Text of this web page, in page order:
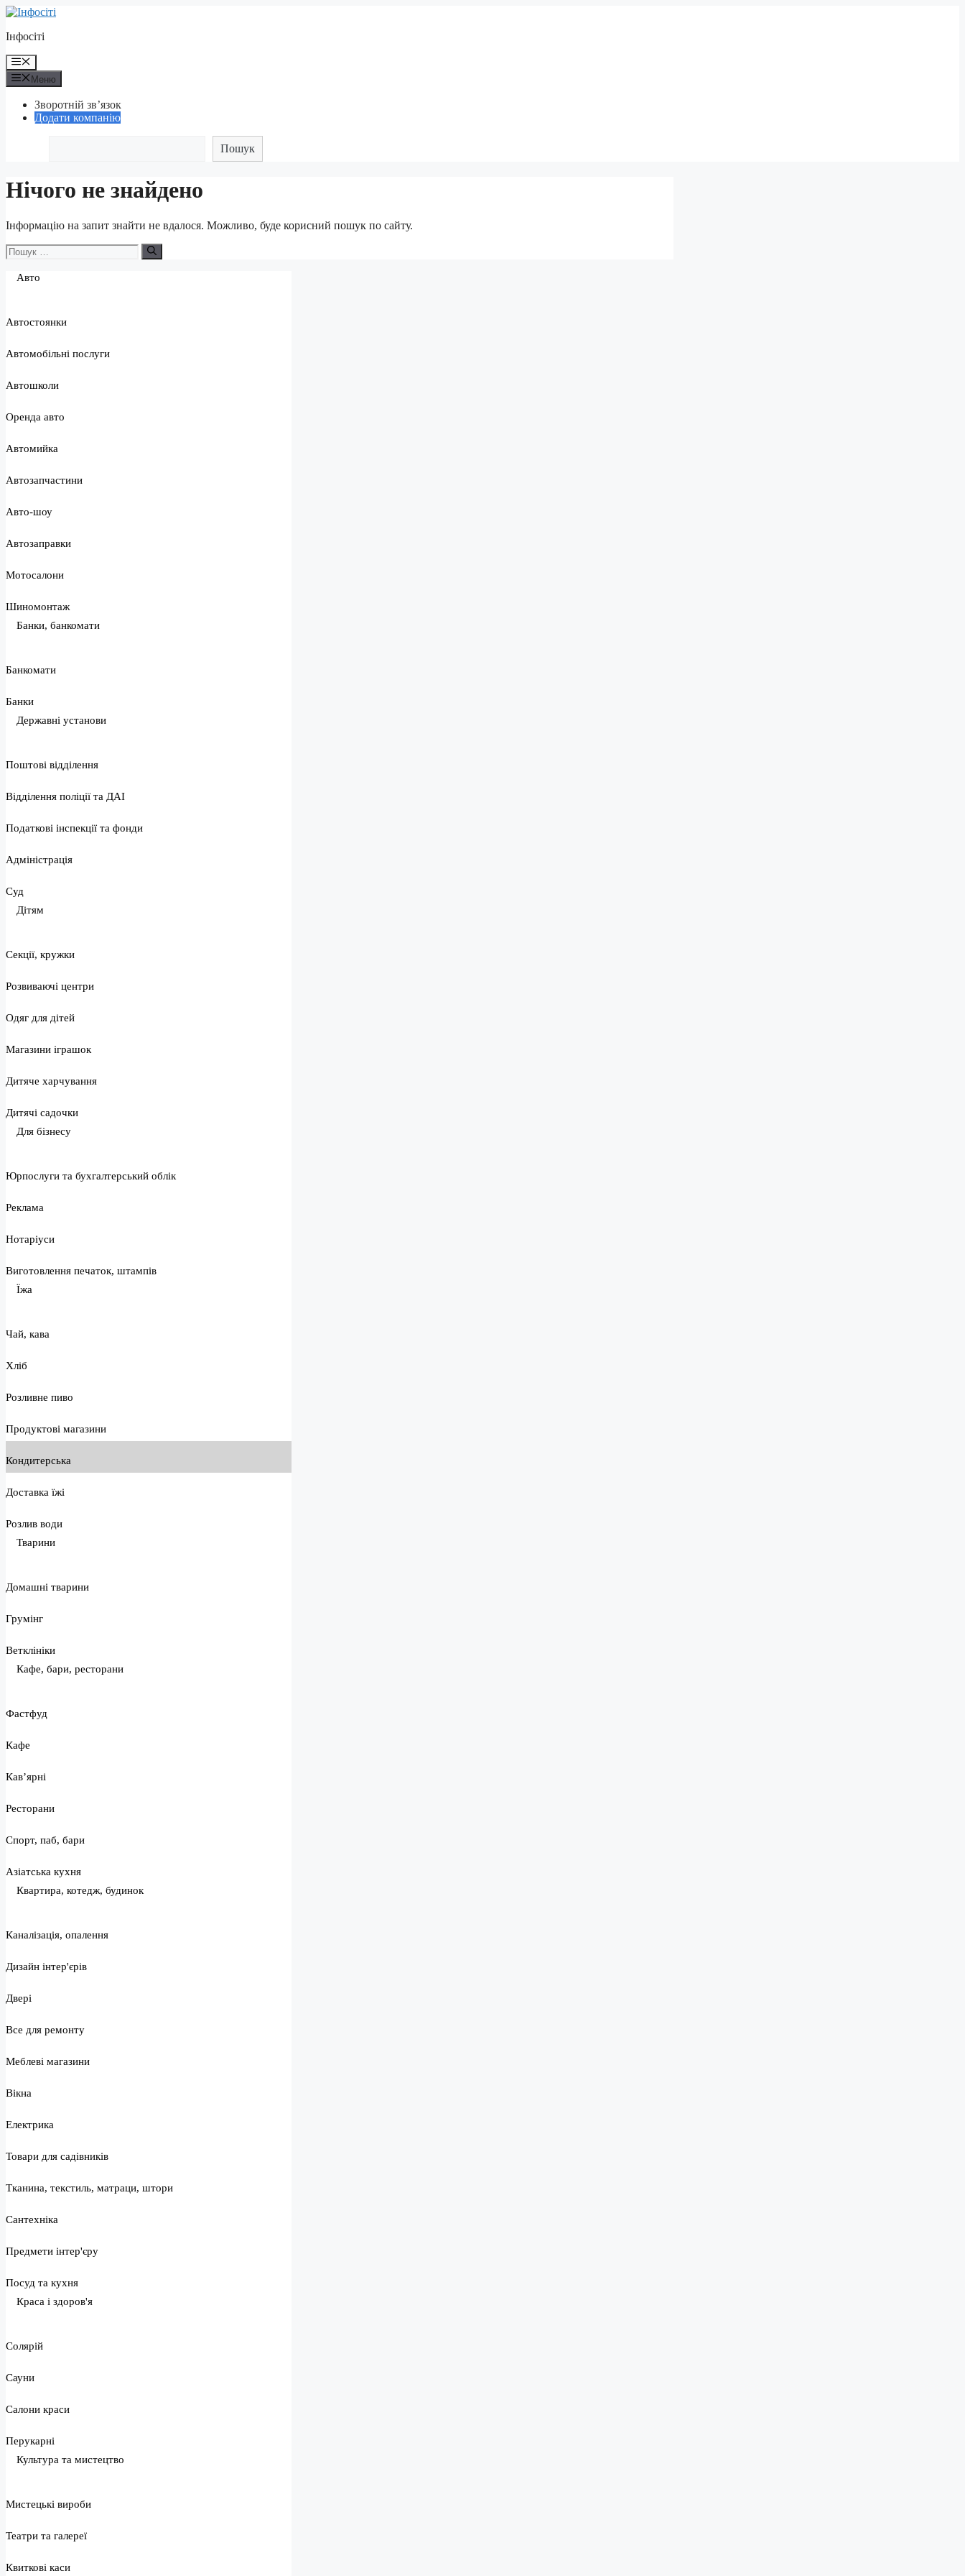
Перейти
контенту
Інфосіті
Меню
Меню
Зворотній зв’язок
Додати компанію
Пошук
Нічого не знайдено
Інформацію на запит знайти не вдалося. Можливо, буде корисний пошук по сайту.
Пошук:
Авто
Автостоянки
Автомобільні послуги
Автошколи
Оренда авто
Автомийка
Автозапчастини
Авто-шоу
Автозаправки
Мотосалони
Шиномонтаж
Банки, банкомати
Банкомати
Банки
Державні установи
Поштові відділення
Відділення поліції та ДАІ
Податкові інспекції та фонди
Адміністрація
Суд
Дітям
Секції, кружки
Розвиваючі центри
Одяг для дітей
Магазини іграшок
Дитяче харчування
Дитячі садочки
Для бізнесу
Юрпослуги та бухгалтерський облік
Реклама
Нотаріуси
Виготовлення печаток, штампів
Їжа
Чай, кава
Хліб
Розливне пиво
Продуктові магазини
Кондитерська
Доставка їжі
Розлив води
Тварини
Домашні тварини
Грумінг
Ветклініки
Кафе, бари, ресторани
Фастфуд
Кафе
Кав’ярні
Ресторани
Спорт, паб, бари
Азіатська кухня
Квартира, котедж, будинок
Каналізація, опалення
Дизайн інтер'єрів
Двері
Все для ремонту
Меблеві магазини
Вікна
Електрика
Товари для садівників
Тканина, текстиль, матраци, штори
Сантехніка
Предмети інтер'єру
Посуд та кухня
Краса і здоров'я
Солярій
Сауни
Салони краси
Перукарні
Культура та мистецтво
Мистецькі вироби
Театри та галереї
Квиткові каси